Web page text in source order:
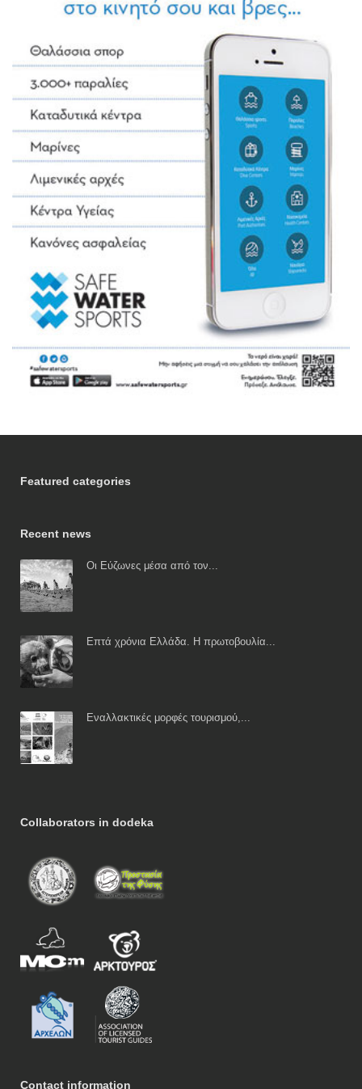
Featured categories
Recent news
Οι Εύζωνες μέσα από τον...
Επτά χρόνια Ελλάδα. Η πρωτοβουλία...
Εναλλακτικές μορφές τουρισμού,...
Collaborators in dodeka
Contact information